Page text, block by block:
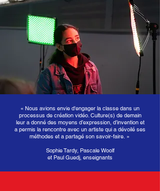
« Nous avions envie d'engager la classe dans un
processus de création vidéo. Culture(s) de demain
leur a donné des moyens d’expression, d’invention et
a permis la rencontre avec un artiste qui a dévoilé ses
méthodes et a partagé son savoir-faire. »
Sophie Tardy, Pascale Woolf
et Paul Guedj, enseignants